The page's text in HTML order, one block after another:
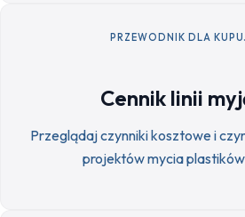
PRZEWODNIK DLA
Cennik linii
Przeglądaj czynniki kosztowe i
projektów mycia